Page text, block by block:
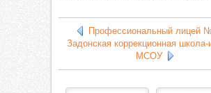
Профессиональный лицей
Задонская коррекционная школа-
МСОУ